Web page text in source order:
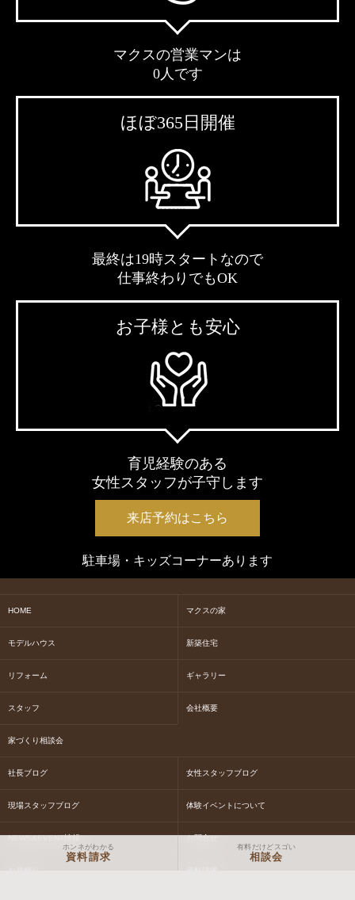
マクスの営業マンは
0人です
ほぼ365日開催
最終は19時スタートなので
仕事終わりでもOK
お子様とも安心
育児経験のある
女性スタッフが子守します
来店予約はこちら
駐車場・キッズコーナーあります
HOME マクスの家
モデルハウス 新築住宅
リフォーム ギャラリー
スタッフ 会社概要
家づくり相談会
社長ブログ 女性スタッフブログ
現場スタッフブログ 体験イベントについて
NEWS&EVENT情報 お問合せ
ホンネがわかる
資料請求
有料だけどスゴい
相談会